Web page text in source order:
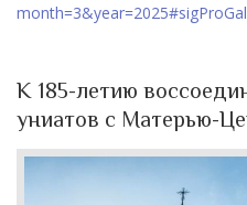
К 185-летию
униатов с Матерью-